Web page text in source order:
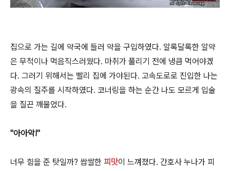
집으로 가는 길에 약국에 들러 약을 구입하였다. 알록달록한 알약
은 무척이나 먹음직스러웠다. 마취가 풀리기 전에 냉큼 먹어야겠
다. 그러기 위해서는 빨리 집에 가야된다. 고속도로로 진입한 나는
광속의 질주를 시작하였다. 코너링을 하는 순간 나도 모르게 입술
을 질끈 깨물었다.
"아아악!"
너무 힘을 준 탓일까? 쌉쌀한 피맛이 느껴졌다. 간호사 누나가 피